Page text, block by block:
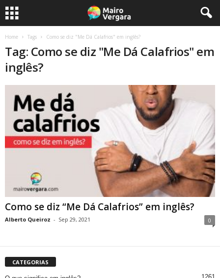
Home Tags Como se diz "Me Dá Calafrios" em inglês?
Tag: Como se diz "Me Dá Calafrios" em
inglês?
Como se diz “Me Dá Calafrios” em inglês?
Alberto Queiroz - Sep 29, 2021 0
CATEGORIAS